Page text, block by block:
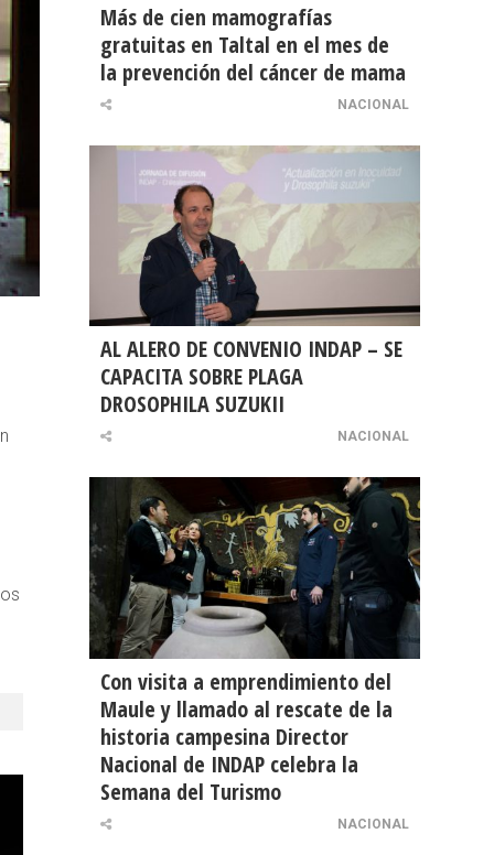
Más de cien mamografías
gratuitas en Taltal en el mes de
la prevención del cáncer de mama
NACIONAL
AL ALERO DE CONVENIO INDAP – SE
CAPACITA SOBRE PLAGA
DROSOPHILA SUZUKII
NACIONAL
Con visita a emprendimiento del
Maule y llamado al rescate de la
historia campesina Director
Nacional de INDAP celebra la
Semana del Turismo
NACIONAL